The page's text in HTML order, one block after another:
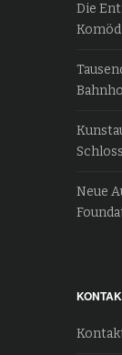
Die
Neue